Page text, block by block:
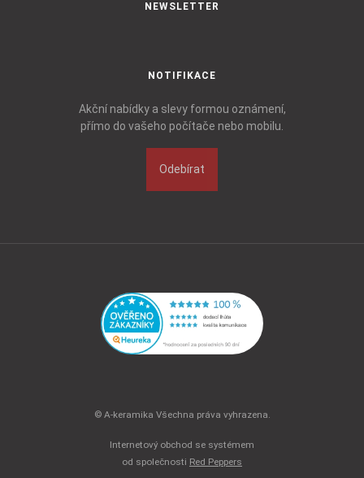
NEWSLETTER
NOTIFIKACE
Akční nabídky a slevy formou oznámení,
přímo do vašeho počítače nebo mobilu.
Odebírat
© A-keramika Všechna práva vyhrazena.
Internetový obchod se systémem
od společnosti Red Peppers